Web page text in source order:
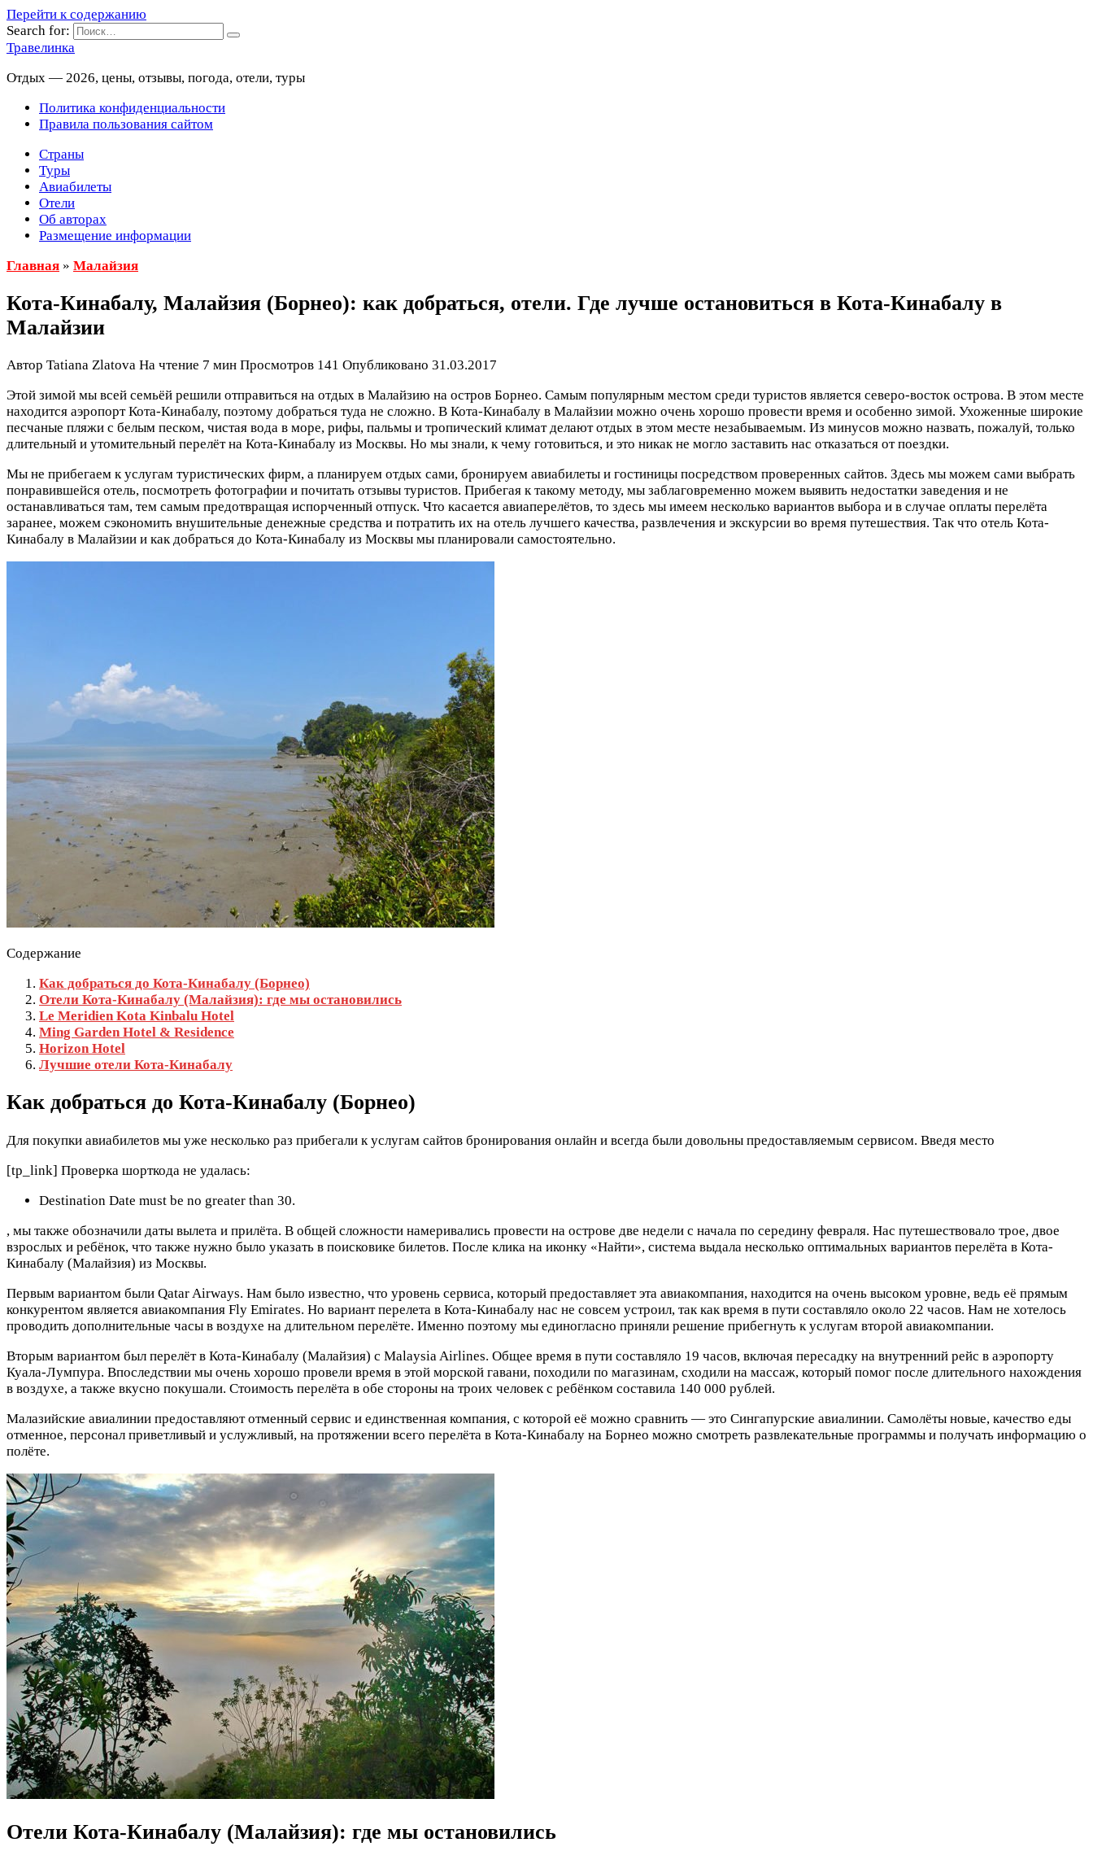
Перейти к содержанию
Search for:
Травелинка
Отдых — 2026, цены, отзывы, погода, отели, туры
Политика конфиденциальности
Правила пользования сайтом
Страны
Туры
Авиабилеты
Отели
Об авторах
Размещение информации
Главная » Малайзия
Кота-Кинабалу, Малайзия (Борнео): как добраться, отели. Где лучше остановиться в Кота-Кинабалу в
Малайзии
Автор Tatiana Zlatova На чтение 7 мин Просмотров 141 Опубликовано 31.03.2017
Этой зимой мы всей семьёй решили отправиться на отдых в Малайзию на остров Борнео. Самым популярным местом среди туристов является северо-восток острова. В этом месте
находится аэропорт Кота-Кинабалу, поэтому добраться туда не сложно. В Кота-Кинабалу в Малайзии можно очень хорошо провести время и особенно зимой. Ухоженные широкие
песчаные пляжи с белым песком, чистая вода в море, рифы, пальмы и тропический климат делают отдых в этом месте незабываемым. Из минусов можно назвать, пожалуй, только
длительный и утомительный перелёт на Кота-Кинабалу из Москвы. Но мы знали, к чему готовиться, и это никак не могло заставить нас отказаться от поездки.
Мы не прибегаем к услугам туристических фирм, а планируем отдых сами, бронируем авиабилеты и гостиницы посредством проверенных сайтов. Здесь мы можем сами выбрать
понравившейся отель, посмотреть фотографии и почитать отзывы туристов. Прибегая к такому методу, мы заблаговременно можем выявить недостатки заведения и не
останавливаться там, тем самым предотвращая испорченный отпуск. Что касается авиаперелётов, то здесь мы имеем несколько вариантов выбора и в случае оплаты перелёта
заранее, можем сэкономить внушительные денежные средства и потратить их на отель лучшего качества, развлечения и экскурсии во время путешествия. Так что отель Кота-
Кинабалу в Малайзии и как добраться до Кота-Кинабалу из Москвы мы планировали самостоятельно.
Содержание
Как добраться до Кота-Кинабалу (Борнео)
Отели Кота-Кинабалу (Малайзия): где мы остановились
Le Meridien Kota Kinbalu Hotel
Ming Garden Hotel & Residence
Horizon Hotel
Лучшие отели Кота-Кинабалу
Как добраться до Кота-Кинабалу (Борнео)
Для покупки авиабилетов мы уже несколько раз прибегали к услугам сайтов бронирования онлайн и всегда были довольны предоставляемым сервисом. Введя место
[tp_link] Проверка шорткода не удалась:
Destination Date must be no greater than 30.
, мы также обозначили даты вылета и прилёта. В общей сложности намеривались провести на острове две недели с начала по середину февраля. Нас путешествовало трое, двое
взрослых и ребёнок, что также нужно было указать в поисковике билетов. После клика на иконку «Найти», система выдала несколько оптимальных вариантов перелёта в Кота-
Кинабалу (Малайзия) из Москвы.
Первым вариантом были Qatar Airways. Нам было известно, что уровень сервиса, который предоставляет эта авиакомпания, находится на очень высоком уровне, ведь её прямым
конкурентом является авиакомпания Fly Emirates. Но вариант перелета в Кота-Кинабалу нас не совсем устроил, так как время в пути составляло около 22 часов. Нам не хотелось
проводить дополнительные часы в воздухе на длительном перелёте. Именно поэтому мы единогласно приняли решение прибегнуть к услугам второй авиакомпании.
Вторым вариантом был перелёт в Кота-Кинабалу (Малайзия) с Malaysia Airlines. Общее время в пути составляло 19 часов, включая пересадку на внутренний рейс в аэропорту
Куала-Лумпура. Впоследствии мы очень хорошо провели время в этой морской гавани, походили по магазинам, сходили на массаж, который помог после длительного нахождения
в воздухе, а также вкусно покушали. Стоимость перелёта в обе стороны на троих человек с ребёнком составила 140 000 рублей.
Малазийские авиалинии предоставляют отменный сервис и единственная компания, с которой её можно сравнить — это Сингапурские авиалинии. Самолёты новые, качество еды
отменное, персонал приветливый и услужливый, на протяжении всего перелёта в Кота-Кинабалу на Борнео можно смотреть развлекательные программы и получать информацию о
полёте.
Отели Кота-Кинабалу (Малайзия): где мы остановились